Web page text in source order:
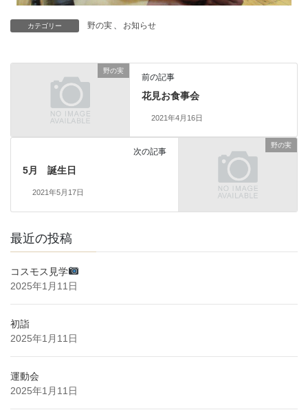
カテゴリー 野の実 お知らせ
野の実
前の記事
花見お食事会
2021年4月16日
野の実
次の記事
5月 誕生日
2021年5月17日
最近の投稿
コスモス見学
2025年1月11日
初詣
2025年1月11日
運動会
2025年1月11日